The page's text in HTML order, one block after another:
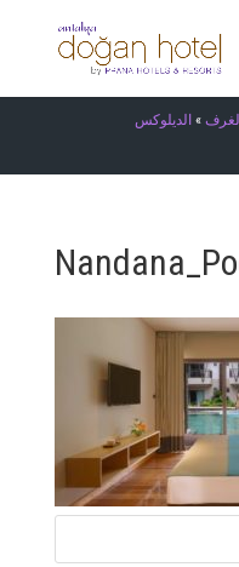
الغرف » الديلوكس